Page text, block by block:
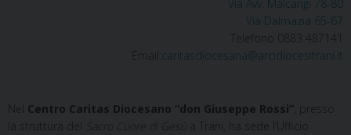
Via Avv. Malcangi 78-80
Via Dalmazia 65-67
Telefono 0883 487141
Email: caritasdiocesana@arcidiocesitrani.it
Nel Centro Caritas Diocesano “don Giuseppe Rossi” , presso
la struttura del
Sacro Cuore di Gesù
a Trani, ha sede l’Ufficio